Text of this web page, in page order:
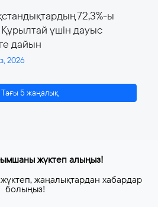
72,3%-ы
үшін дауыс
дайын
2026
5 жаңалық
жүктеп алыңыз!
жаңалықтардан хабардар
болыңыз!